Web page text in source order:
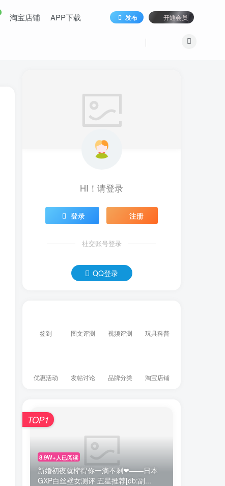
淘宝店铺 APP下载 发布 开通会员
HI！请登录
登录 注册
社交账号登录
QQ登录
签到 图文评测 视频评测 玩具科普
优惠活动 发帖讨论 品牌分类 淘宝店铺
8.9W+人已阅读
新婚初夜就榨得你一滴不剩❤——日本
GXP白丝壁女测评 五星推荐[db:副...
TOP1